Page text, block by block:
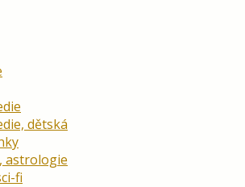
dětská
astrologie
fi